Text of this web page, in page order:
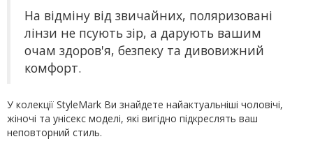
На відміну від звичайних, поляризовані
лінзи не псують зір, а дарують вашим
очам здоров'я, безпеку та дивовижний
комфорт.
У колекції StyleMark Ви знайдете найактуальніші чоловічі,
жіночі та унісекс моделі, які вигідно підкреслять ваш
неповторний стиль.